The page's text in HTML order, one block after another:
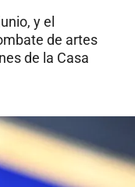
y el
de artes
de la Casa